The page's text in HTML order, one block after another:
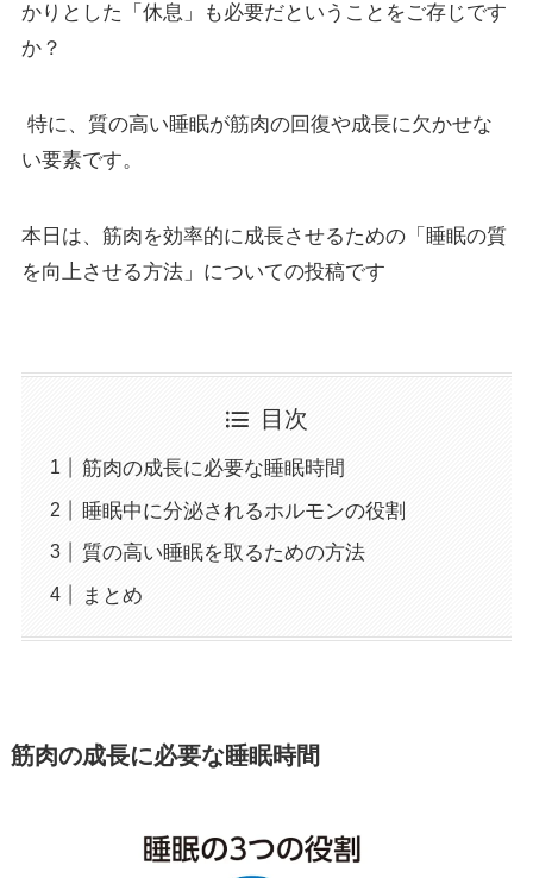
かりとした「休息」も必要だということをご存じです
か？
特に、質の高い睡眠が筋肉の回復や成長に欠かせな
い要素です。
本日は、筋肉を効率的に成長させるための「睡眠の質
を向上させる方法」についての投稿です
目次
筋肉の成長に必要な睡眠時間
睡眠中に分泌されるホルモンの役割
質の高い睡眠を取るための方法
まとめ
筋肉の成長に必要な睡眠時間